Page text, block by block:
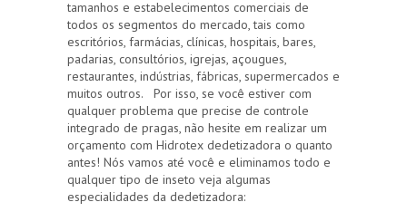
tamanhos e estabelecimentos comerciais de
todos os segmentos do mercado, tais como
escritórios, farmácias, clínicas, hospitais, bares,
padarias, consultórios, igrejas, açougues,
restaurantes, indústrias, fábricas, supermercados e
muitos outros. Por isso, se você estiver com
qualquer problema que precise de controle
integrado de pragas, não hesite em realizar um
orçamento com Hidrotex dedetizadora o quanto
antes! Nós vamos até você e eliminamos todo e
qualquer tipo de inseto veja algumas
especialidades da dedetizadora: